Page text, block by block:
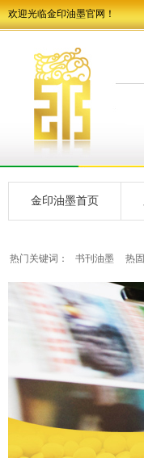
欢迎光临金印油墨官网！
金印油墨首页
热门关键词： 书刊油墨 热